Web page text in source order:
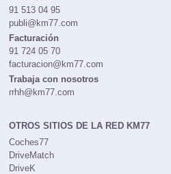
91 513 04 95
publi@km77.com
Facturación
91 724 05 70
facturacion@km77.com
Trabaja con nosotros
rrhh@km77.com
OTROS SITIOS DE LA RED KM77
Coches77
DriveMatch
DriveK